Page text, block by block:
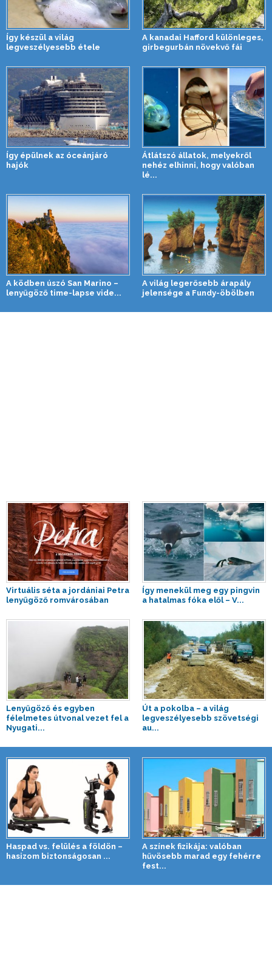
Így készül a világ
legveszélyesebb étele
A kanadai Hafford különleges,
girbegurbán növekvő fái
Így épülnek az óceánjáró
hajók
Átlátszó állatok, melyekről
nehéz elhinni, hogy valóban
lé...
A ködben úszó San Marino –
lenyűgöző time-lapse vide...
A világ legerősebb árapály
jelensége a Fundy-öbölben
Virtuális séta a jordániai Petra
lenyűgöző romvárosában
Így menekül meg egy pingvin
a hatalmas fóka elől – V...
Lenyűgöző és egyben
félelmetes útvonal vezet fel a
Nyugati...
Út a pokolba – a világ
legveszélyesebb szövetségi
au...
Haspad vs. felülés a földön –
hasizom biztonságosan ...
A színek fizikája: valóban
hűvösebb marad egy fehérre
fest...